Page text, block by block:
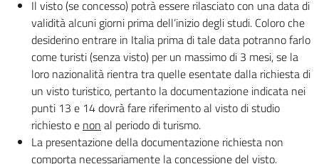
Il visto (se concesso) potrà essere rilasciato con una data di
validità alcuni giorni prima dell’inizio degli studi. Coloro che
desiderino entrare in Italia prima di tale data potranno farlo
come turisti (senza visto) per un massimo di 3 mesi, se la
loro nazionalità rientra tra quelle esentate dalla richiesta di
un visto turistico, pertanto la documentazione indicata nei
punti 13 e 14 dovrà fare riferimento al visto di studio
richiesto e non al periodo di turismo.
La presentazione della documentazione richiesta non
comporta necessariamente la concessione del visto.